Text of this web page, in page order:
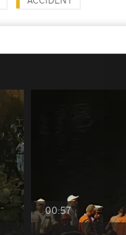
00:57